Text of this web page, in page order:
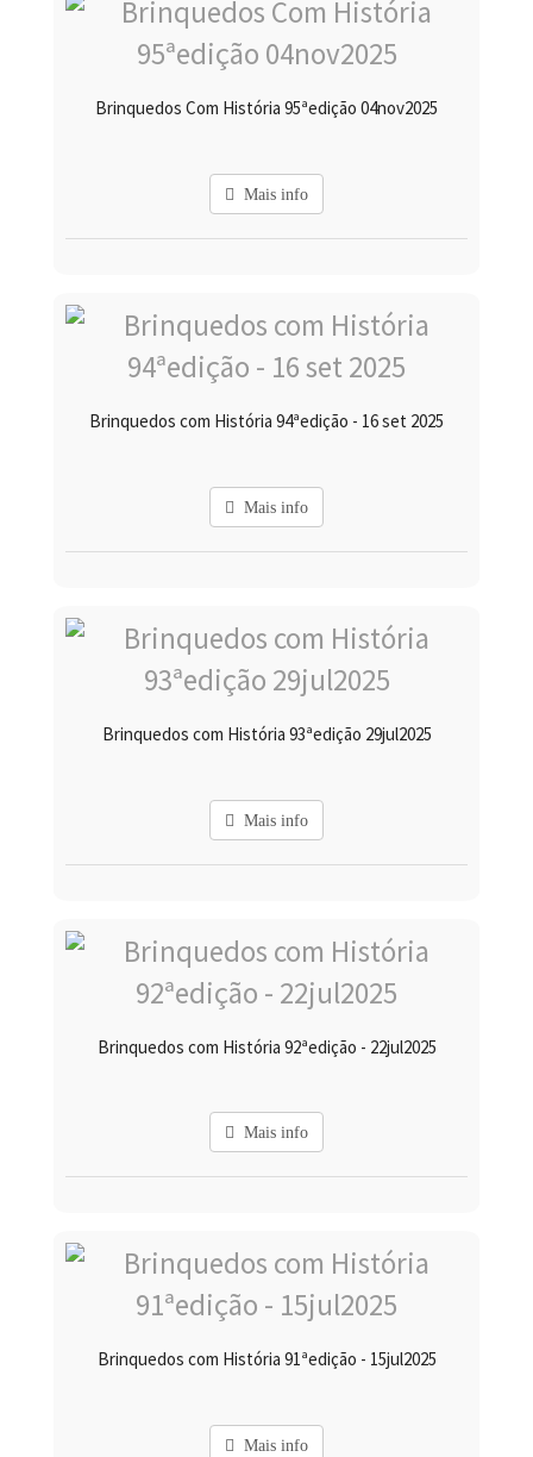
Brinquedos Com História 95ªedição 04nov2025
Mais info
Brinquedos com História 94ªedição - 16 set 2025
Mais info
Brinquedos com História 93ªedição 29jul2025
Mais info
Brinquedos com História 92ªedição - 22jul2025
Mais info
Brinquedos com História 91ªedição - 15jul2025
Mais info